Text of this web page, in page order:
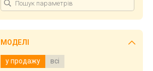
МОДЕЛІ
у продажу всі